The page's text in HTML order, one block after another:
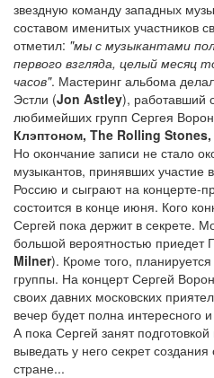
звездную команду западных
составом именитых участников
отметил: "мы с музыкантами
первого взгляда, целый месяц
часов". Мастеринг альбома
Эстли (Jon Astley), работавший
любимейших групп Сергея
Клэптоном, The Rolling
Но окончание записи не стало
музыкантов, принявших участие
Россию и сыграют на концерте-
состоится в конце июня. Кого
Сергей пока держит в секрете.
большой вероятностью приедет
Milner). Кроме того,
группы. На концерт Сергей
своих давних московских
вечер будет полна интересного
А пока Сергей занят
выведать у него секрет
стране...